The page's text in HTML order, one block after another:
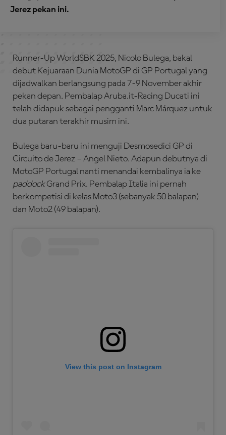
Jerez pekan ini.
Runner-Up WorldSBK 2025, Nicolo Bulega, bakal
debut Kejuaraan Dunia MotoGP di GP Portugal yang
dijadwalkan berlangsung pada 7-9 November akhir
pekan depan. Pembalap Aruba.it-Racing Ducati ini
telah didapuk sebagai pengganti Marc Márquez untuk
dua putaran terakhir musim ini.
Bulega baru-baru ini menguji Desmosedici GP di
Circuito de Jerez – Angel Nieto. Adapun debutnya di
MotoGP Portugal nanti menandai kembalinya ia ke
paddockGrand Prix. Pembalap Italia ini pernah
berkompetisi di kelas Moto3 (sebanyak 50 balapan)
dan Moto2 (49 balapan).
View this post on Instagram